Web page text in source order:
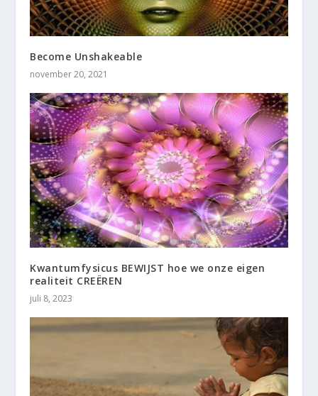
Become Unshakeable
november 20, 2021
Kwantumfysicus BEWIJST hoe we onze eigen
realiteit CREËREN
juli 8, 2023